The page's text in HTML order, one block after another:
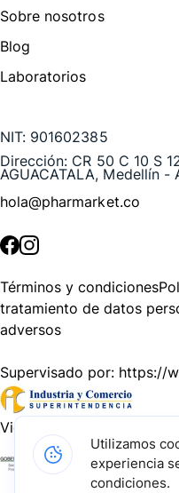
Sobre nosotros
Blog
Laboratorios
NIT: 901602385
Dirección: CR 50 C 10 S
AGUACATALA, Medellín -
hola@pharmarket.co
Términos y condiciones
tratamiento de datos
adversos
Supervisado por: https://
Vigilado por:
Gracias a nuestros
Utilizamos
experiencia
condiciones.